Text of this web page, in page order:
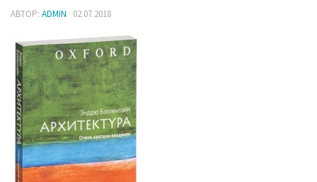
АВТОР: ADMIN · 02.07.2018